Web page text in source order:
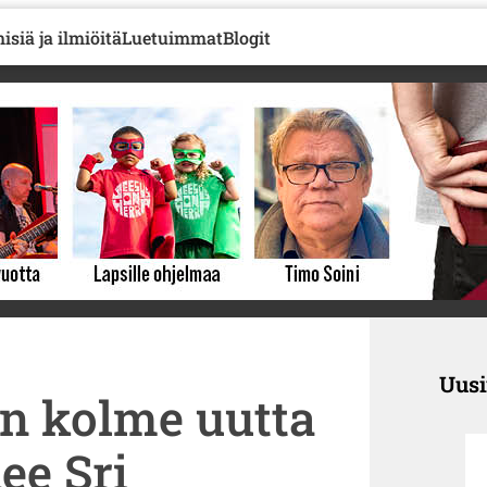
ja ilmiöitäLuetuimmatBlogit
kolme uutta
Sri